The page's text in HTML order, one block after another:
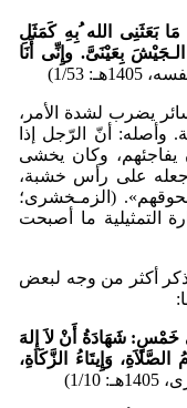
بَعَثَنِی الله ُبِهِ کَمَثَلِ
شَ بِعَینَیَّ. وإِنِّی أَنَا
1/53)
یضرب لشدة الأمر،
وأصله: أنّ الرّجل إذا
یفاجئهم، وکان یخشی
علی رأس خشبة،
(الزمـخشری؛
التمثیلیة ما أصبحت
ذکر أکثر من وجه لبعض
خَمسٍ: شَهَادَةُ أَن لاَ إِلهَ
وَإِیتَاءُ الزَّکَاةِ،
10)